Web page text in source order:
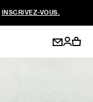
INSCRIVEZ-VOUS.